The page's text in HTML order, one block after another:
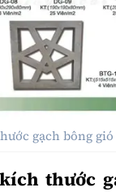
gạch bông
thước